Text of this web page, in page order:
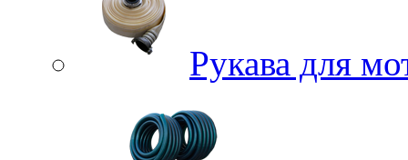
Рукава для